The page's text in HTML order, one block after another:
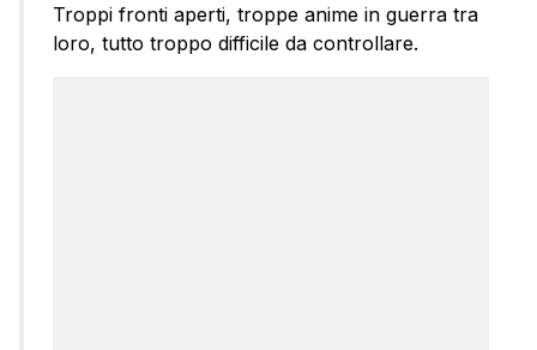
Troppi fronti aperti, troppe anime in guerra tra
loro, tutto troppo difficile da controllare.